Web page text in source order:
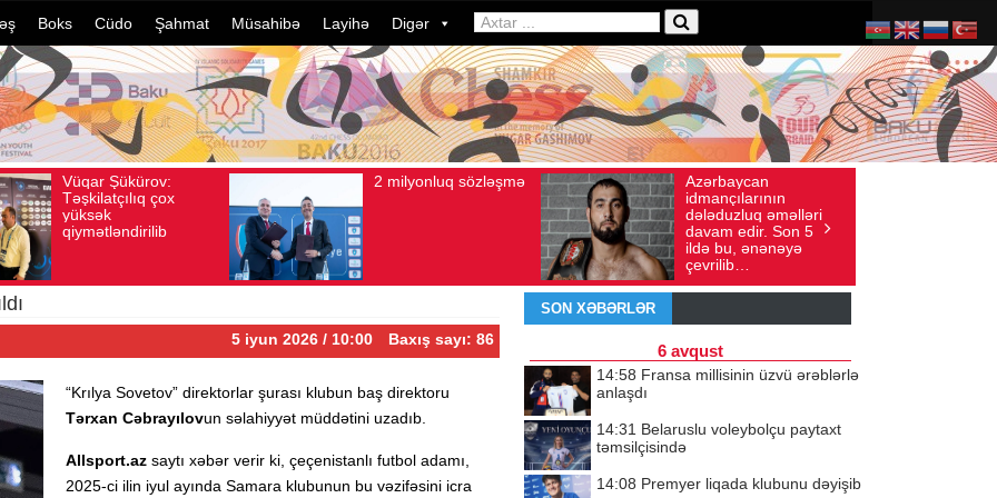
Boks Cüdo Şahmat Müsahibə Layihə Digər
2 milyonluq sözləşmə
Avqust 04, 2026
Azərbaycan
idmançılarının
dələduzluq əməlləri
davam edir. Son 5
ildə bu, ənənəyə
Baxış sayı: 136
Avqust 04, 2026
qeyd etməsə də,
ürəyi hər zaman
doğma yurdu ilə
döyünür
İyul 30, 2026
5 iyun 2026 / 10:00 Baxış sayı: 86
“Krılya Sovetov” direktorlar şurası klubun baş direktoru
Tərxan Cəbrayılovun səlahiyyət müddətini uzadıb.
Allsport.az saytı xəbər verir ki, çeçenistanlı futbol adamı,
2025-ci ilin iyul ayında Samara klubunun bu vəzifəsini icra
SON XƏBƏRLƏR
6 avqust
14:58 Fransa millisinin üzvü ərəblərlə
anlaşdı
14:31 Belaruslu voleybolçu paytaxt
təmsilçisində
14:08 Premyer liqada klubunu dəyişib